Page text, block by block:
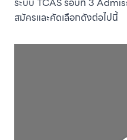
สมัครและคัดเลือกดังต่อไปนี้